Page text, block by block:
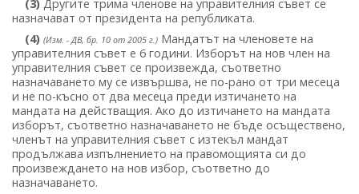
(3) Другите трима членове на управителния съвет се
назначават от президента на републиката.
(4) (Изм. - ДВ, бр. 10 от 2005 г.) Мандатът на членовете на
управителния съвет е 6 години. Изборът на нов член на
управителния съвет се произвежда, съответно
назначаването му се извършва, не по-рано от три месеца
и не по-късно от два месеца преди изтичането на
мандата на действащия. Ако до изтичането на мандата
изборът, съответно назначаването не бъде осъществено,
членът на управителния съвет с изтекъл мандат
продължава изпълнението на правомощията си до
произвеждането на нов избор, съответно до
назначаването.